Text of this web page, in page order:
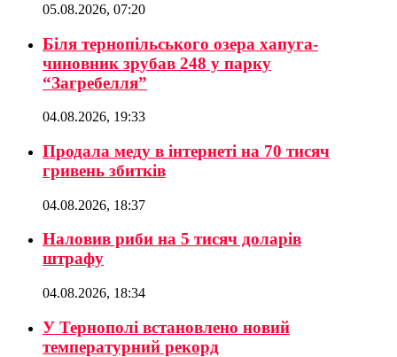
05.08.2026, 07:20
Біля тернопільського озера хапуга-
чиновник зрубав 248 у парку
“Загребелля”
04.08.2026, 19:33
Продала меду в інтернеті на 70 тисяч
гривень збитків
04.08.2026, 18:37
Наловив риби на 5 тисяч доларів
штрафу
04.08.2026, 18:34
У Тернополі встановлено новий
температурний рекорд